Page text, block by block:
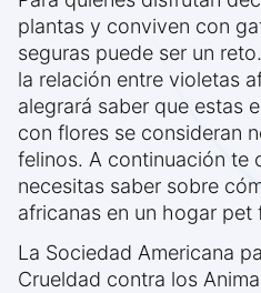
plantas y conviven con
seguras puede ser un
la relación entre violetas
alegrará saber que estas
con flores se consideran
felinos. A continuación te
necesitas saber sobre
africanas en un hogar pet
La Sociedad Americana
Crueldad contra los